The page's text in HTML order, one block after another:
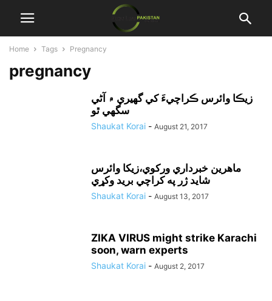
Home Tags Pregnancy
pregnancy
زيڪا وائرس ڪراچيءَ کي گهيري ۾ آڻي
سگهي ٿو
Shaukat Korai - August 21, 2017
ماهرين خبرداري ورکوي،زيکا وائرس
شايد ژر په کراچي بريد وکړي
Shaukat Korai - August 13, 2017
ZIKA VIRUS might strike Karachi
soon, warn experts
Shaukat Korai - August 2, 2017